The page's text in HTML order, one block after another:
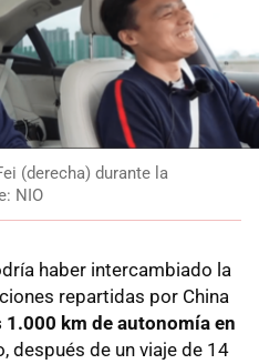
(derecha) durante la
NIO
haber intercambiado la
repartidas por China
km de autonomía en
después de un viaje de 14